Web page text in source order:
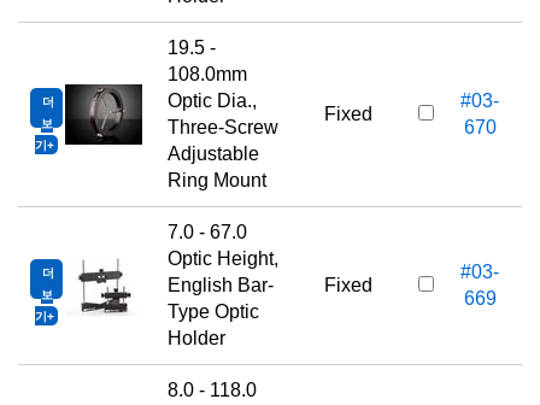
더
보
기
19.5 -
108.0mm
Optic Dia.,
Three-Screw
Adjustable
Ring Mount
Fixed
#03-
670
더
보
기
7.0 - 67.0
Optic Height,
English Bar-
Type Optic
Holder
Fixed
#03-
669
8.0 - 118.0